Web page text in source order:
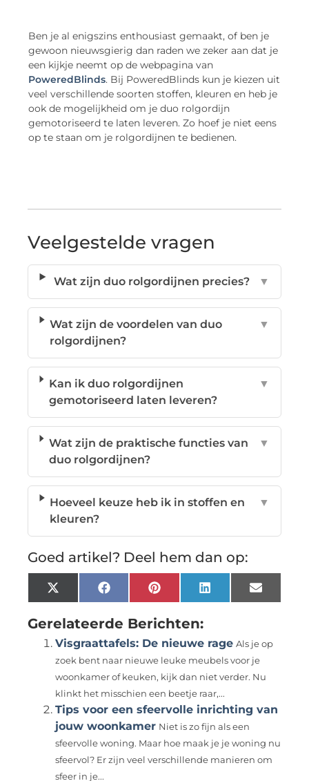
Ben je al enigszins enthousiast gemaakt, of ben je
gewoon nieuwsgierig dan raden we zeker aan dat je
een kijkje neemt op de webpagina van
PoweredBlinds. Bij PoweredBlinds kun je kiezen uit
veel verschillende soorten stoffen, kleuren en heb je
ook de mogelijkheid om je duo rolgordijn
gemotoriseerd te laten leveren. Zo hoef je niet eens
op te staan om je rolgordijnen te bedienen.
Veelgestelde vragen
Wat zijn duo rolgordijnen precies? ▼
Wat zijn de voordelen van duo
rolgordijnen?
▼
Kan ik duo rolgordijnen
gemotoriseerd laten leveren?
▼
Wat zijn de praktische functies van
duo rolgordijnen?
▼
Hoeveel keuze heb ik in stoffen en
kleuren?
▼
Goed artikel? Deel hem dan op:
X
(Twitter)
FacebookPinterestLinkedInEmail
Gerelateerde Berichten:
Visgraattafels: De nieuwe rage Als je op
zoek bent naar nieuwe leuke meubels voor je
woonkamer of keuken, kijk dan niet verder. Nu
klinkt het misschien een beetje raar,...
Tips voor een sfeervolle inrichting van
jouw woonkamer Niet is zo fijn als een
sfeervolle woning. Maar hoe maak je je woning nu
sfeervol? Er zijn veel verschillende manieren om
sfeer in je...